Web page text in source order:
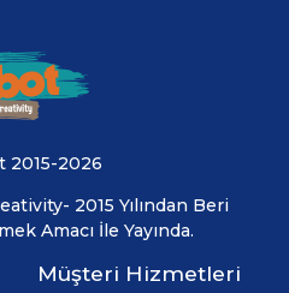
2015-2026
2015 Yılından Beri
Amacı İle Yayında.
Müşteri Hizmetleri